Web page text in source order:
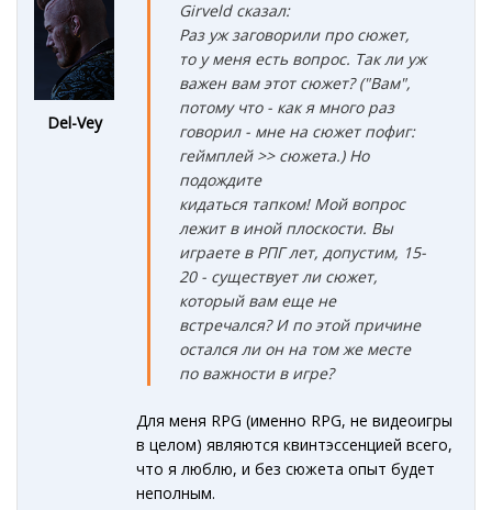
Del-Vey
Girveld сказал:
Раз уж заговорили про сюжет,
то у меня есть вопрос. Так ли уж
важен вам этот сюжет? ("Вам",
потому что - как я много раз
говорил - мне на сюжет пофиг:
геймплей >> сюжета.) Но
подождите
кидаться тапком! Мой вопрос
лежит в иной плоскости. Вы
играете в РПГ лет, допустим, 15-
20- существует ли сюжет,
который вам еще не
встречался? И по этой причине
остался ли он на том же месте
по важности в игре?
Для меня RPG (именно RPG, не видеоигры
в целом) являются квинтэссенцией всего,
что я люблю, и без сюжета опыт будет
неполным.